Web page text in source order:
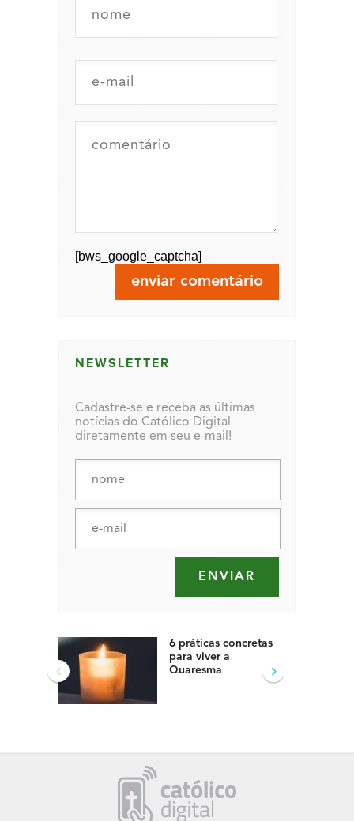
[bws_google_captcha]
NEWSLETTER
Cadastre-se e receba as últimas
notícias do Católico Digital
diretamente em seu e-mail!
6 práticas concretas
para viver a
Quaresma
‹ ›